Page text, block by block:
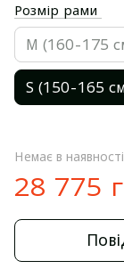
Розмір рами
M (160-175
S (150-165
Немає в наявності
28 775